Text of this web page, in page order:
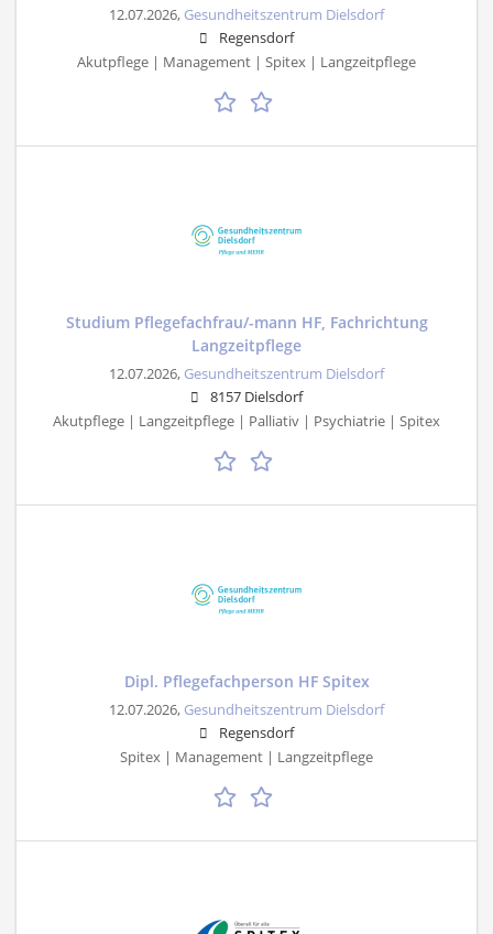
12.07.2026, Gesundheitszentrum Dielsdorf
Regensdorf
Akutpflege | Management | Spitex | Langzeitpflege
Studium Pflegefachfrau/-mann HF, Fachrichtung
Langzeitpflege
12.07.2026, Gesundheitszentrum Dielsdorf
8157 Dielsdorf
Akutpflege | Langzeitpflege | Palliativ | Psychiatrie | Spitex
Dipl. Pflegefachperson HF Spitex
12.07.2026, Gesundheitszentrum Dielsdorf
Regensdorf
Spitex | Management | Langzeitpflege